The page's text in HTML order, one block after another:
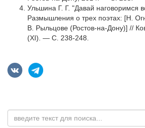
Ульшина Г. Г. "Давай наговоримся
Размышления о трех поэтах: [Н.
В. Рыльцове (Ростов-на-Дону)] //
(XI). — С. 238-248.